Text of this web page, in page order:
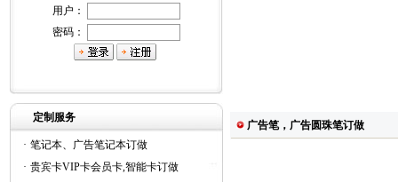
用户：
密码：
定制服务
· 笔记本、广告笔记本订做
· 贵宾卡VIP卡会员卡,智能卡订做
广告笔，广告圆珠笔订做